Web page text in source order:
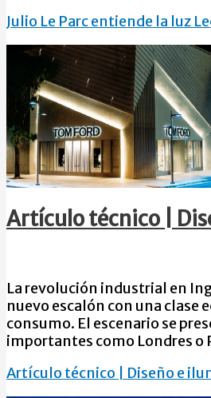
Julio Le Parc entiende la luz
Artículo técnico |
La revolución industrial en
nuevo escalón con una clase
consumo. El escenario se
importantes como Londres o
Artículo técnico | Diseño e